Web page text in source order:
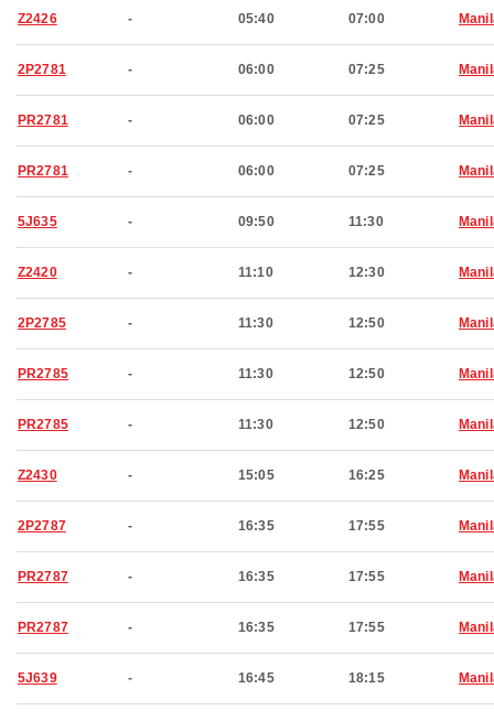
Z2426 - 05:40 07:00
2P2781 - 06:00 07:25
PR2781 - 06:00 07:25
PR2781 - 06:00 07:25
5J635 - 09:50 11:30
Z2420 - 11:10 12:30
2P2785 - 11:30 12:50
PR2785 - 11:30 12:50
PR2785 - 11:30 12:50
Z2430 - 15:05 16:25
2P2787 - 16:35 17:55
PR2787 - 16:35 17:55
PR2787 - 16:35 17:55
5J639 - 16:45 18:15